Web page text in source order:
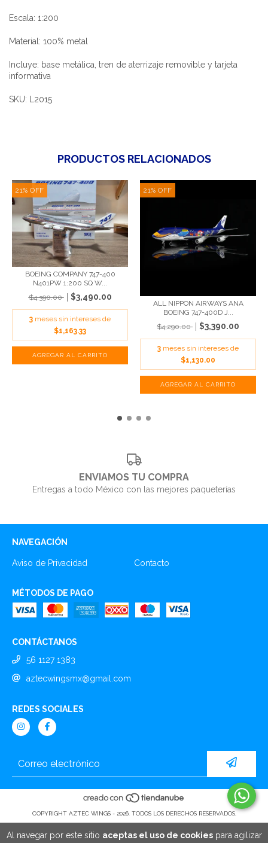
Al navegar por este sitio aceptas el uso de cookiespara agilizar
Escala: 1:200
Material: 100% metal
Incluye: base metálica, tren de aterrizaje removible y tarjeta
informativa
SKU: L2015
PRODUCTOS RELACIONADOS
21% OFF
BOEING COMPANY 747-400
N401PW 1:200 SQ W...
$4,390.00
$3,490.00
3 meses sin intereses de
$1,163.33
21% OFF
ALL NIPPON AIRWAYS ANA
BOEING 747-400D J...
$4,290.00
$3,390.00
3 meses sin intereses de
$1,130.00
ENVIAMOS TU COMPRA
Entregas a todo México con las mejores paqueterías
NAVEGACIÓN
Aviso de Privacidad Contacto
MÉTODOS DE PAGO
CONTÁCTANOS
56 1127 1383
aztecwingsmx@gmail.com
REDES SOCIALES
COPYRIGHT AZTEC WINGS - 2026. TODOS LOS DERECHOS RESERVADOS.